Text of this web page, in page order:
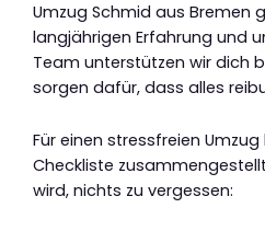
Umzug Schmid aus Bremen
langjährigen Erfahrung und
Team unterstützen wir dich
sorgen dafür, dass alles
Für einen stressfreien
Checkliste
wird, nichts zu vergessen: